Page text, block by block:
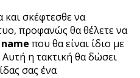
και σκέφτεσθε να
προφανώς θα θέλετε να
που θα είναι ίδιο με
Αυτή η τακτική θα δώσει
σας ένα